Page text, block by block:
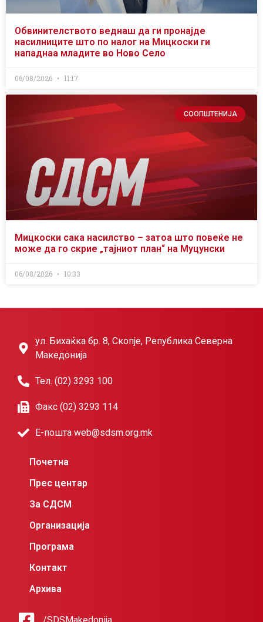
Обвинителството веднаш да ги пронајде
насилниците што по налог на Мицкоски ги
нападнаа младите во Ново Село
06/08/2026 11:17
СООПШТЕНИЈА
Мицкоски сака насилство – затоа што повеќе не
може да го скрие „тајниот план“ на Муцунски
06/08/2026 10:33
ул. Бихаќка бр. 8, Скопје, Република Северна
Македонија
Тел. (02) 3293 100
Факс (02) 3293 114
Е-пошта web@sdsm.org.mk
Почетна
Прес центар
За СДСМ
Организација
Програма
Контакт
Архива